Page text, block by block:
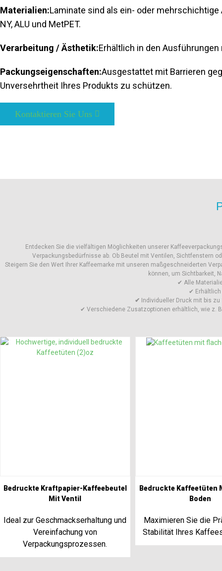
Materialien:Laminate sind als ein- oder mehrschichtige
NY, ALU und MetPET.
Verarbeitung / Ästhetik:Erhältlich in den
Packungseigenschaften:Ausgestattet mit Barrieren
Unversehrtheit Ihres Produkts zu schützen.
Kontaktieren Sie Uns
Entdecken Sie die vielfältigen Möglichkeiten unserer
Verpackungsbedürfnisse ab. Ob Beutel mit Ventilen, Sichtfenstern
Steigern Sie den Wert Ihrer Kaffeemarke mit unseren maßgeschneiderten
können, um Sichtbarkeit,
✔ Alle
✔ Erhältlich
✔ Individueller Druck mit bis zu
✔ Verschiedene Zusatzoptionen erhältlich, wie z.
Bedruckte Kraftpapier-Kaffeebeutel
Mit Ventil
Ideal zur Geschmackserhaltung und
Vereinfachung von
Verpackungsprozessen.
Bedruckte Kaffeetüten
Boden
Maximieren Sie die
Stabilität Ihres